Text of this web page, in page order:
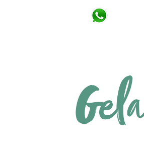
a través de WHATSAPP